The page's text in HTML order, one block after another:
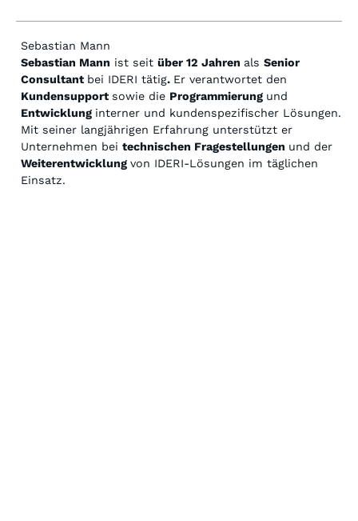
Sebastian Mann
Sebastian Mann ist seit über 12 Jahren als Senior
Consultant bei IDERI tätig. Er verantwortet den
Kundensupport sowie die Programmierung und
Entwicklung interner und kundenspezifischer Lösungen.
Mit seiner langjährigen Erfahrung unterstützt er
Unternehmen bei technischen Fragestellungen und der
Weiterentwicklung von IDERI-Lösungen im täglichen
Einsatz.